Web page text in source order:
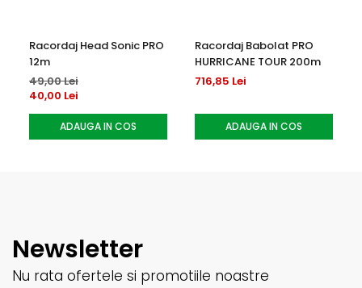
Racordaj Head Sonic PRO
12m
49,00 Lei
40,00 Lei
ADAUGA IN COS
Racordaj Babolat PRO
HURRICANE TOUR 200m
716,85 Lei
ADAUGA IN COS
Newsletter
Nu rata ofertele si promotiile noastre